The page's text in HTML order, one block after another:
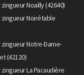
Noailly (42640)
Noirétable
Notre-Dame-
(42120)
La Pacaudière